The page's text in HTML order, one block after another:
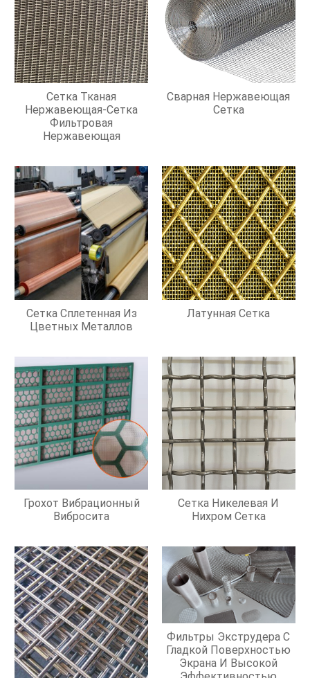
Сетка Тканая
Нержавеющая-Сетка
Фильтровая
Нержавеющая
Сварная Нержавеющая
Сетка
Сетка Сплетенная Из
Цветных Металлов
Латунная Сетка
Грохот Вибрационный
Вибросита
Сетка Никелевая И
Нихром Сетка
Фильтры Экструдера С
Гладкой Поверхностью
Экрана И Высокой